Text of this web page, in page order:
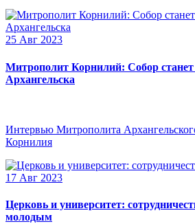
25 Авг 2023
Митрополит Корнилий: Собор
Архангельска
Интервью Митрополита
Корнилия
17 Авг 2023
Церковь и университет:
молодым